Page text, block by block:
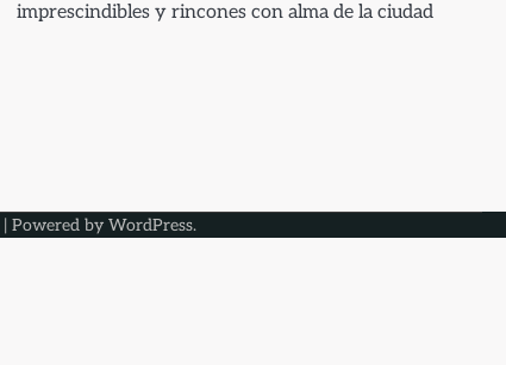
imprescindibles y rincones con alma de la ciudad
| Powered by WordPress.